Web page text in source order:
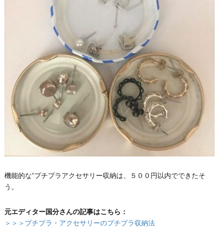
機能的な”プチプラアクセサリー収納は、５００円以内でできたそ
う。
元エディター国分さんの記事はこちら：
＞＞＞プチプラ・アクセサリーのプチプラ収納法